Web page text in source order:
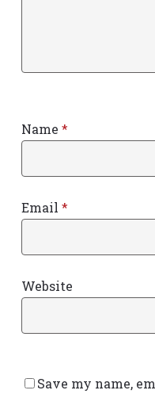
Name *
Email *
Website
Save my name,